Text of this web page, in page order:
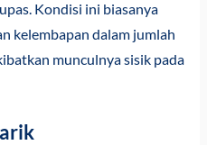
Kondisi ini biasanya
kelembapan dalam jumlah
munculnya sisik pada